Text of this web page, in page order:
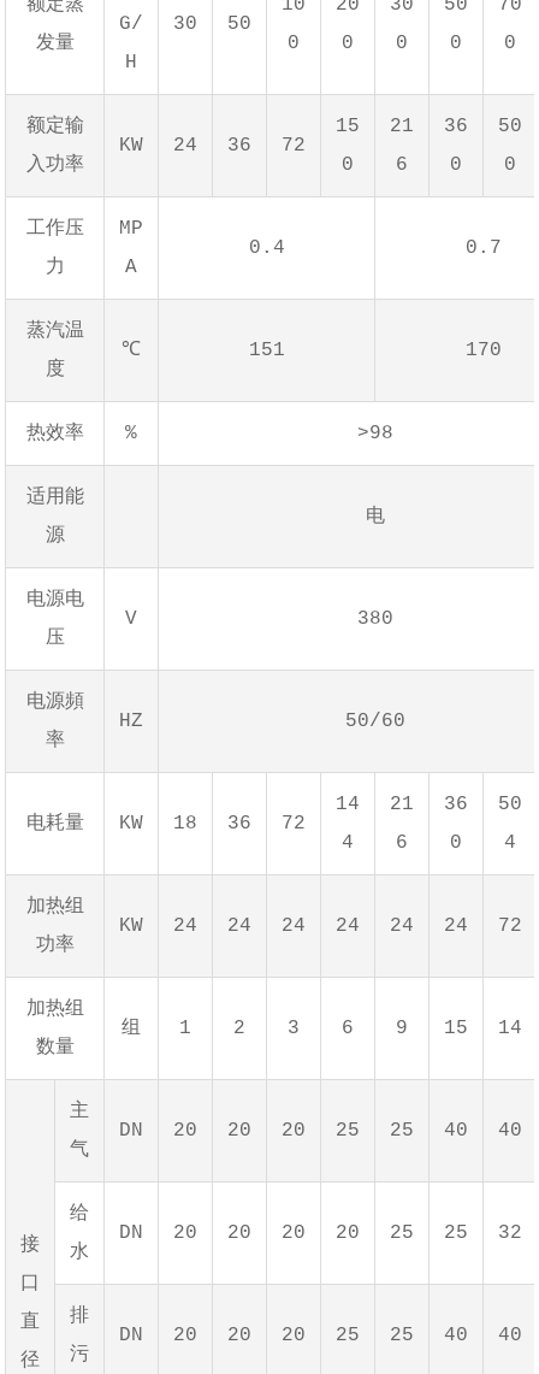
额定蒸
发量
G/
H
30 50
10
0
20
0
30
0
50
0
70
0
额定输
入功率
KW 24 36 72
15
0
21
6
36
0
50
0
工作压
力
MP
A
0.4 0.7
蒸汽温
度
℃ 151 170
热效率 % >98
适用能
源
电
电源电
压
V 380
电源頻
率
HZ 50/60
电耗量 KW 18 36 72
14
4
21
6
36
0
50
4
加热组
功率
KW 24 24 24 24 24 24 72
加热组
数量
组 1 2 3 6 9 15 14
接
口
直
径
主
气
DN 20 20 20 25 25 40 40
给
水
DN 20 20 20 20 25 25 32
排
污
DN 20 20 20 25 25 40 40